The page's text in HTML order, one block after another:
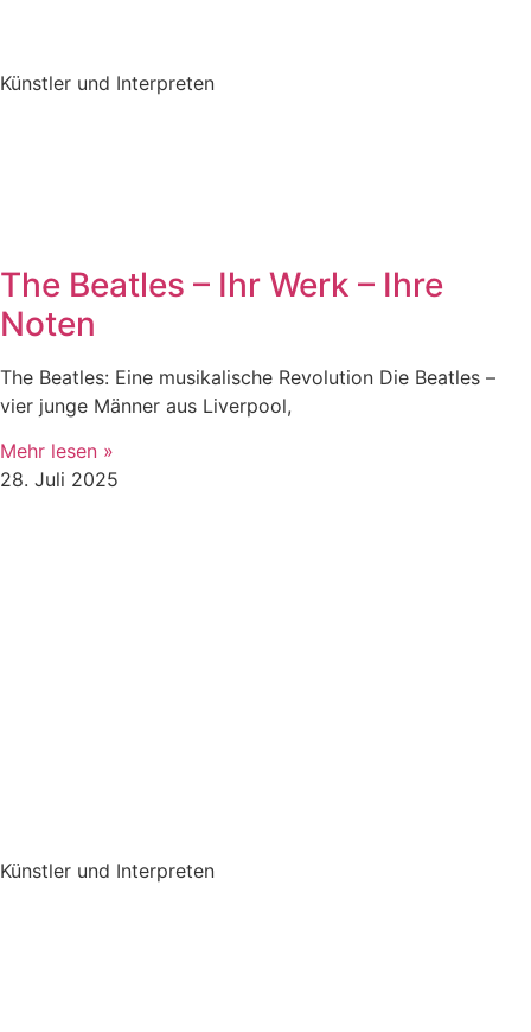
Künstler und Interpreten
The Beatles – Ihr Werk – Ihre
Noten
The Beatles: Eine musikalische Revolution Die Beatles –
vier junge Männer aus Liverpool,
Mehr lesen »
28. Juli 2025
Künstler und Interpreten